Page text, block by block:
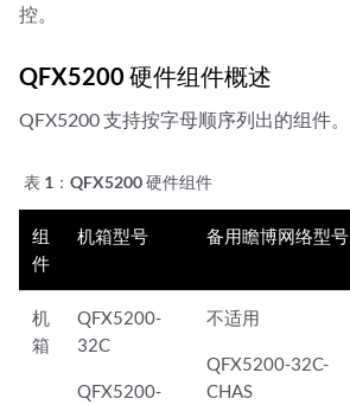
控。
QFX5200 硬件组件概述
QFX5200 支持按字母顺序列出的组件。
表 1： QFX5200 硬件组件
组
件
机箱型号 备用瞻博网络型号
机
箱
QFX5200-
32C
QFX5200-
不适用
QFX5200-32C-
CHAS